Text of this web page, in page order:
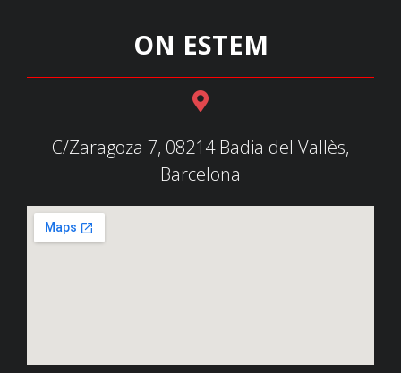
ON ESTEM
C/Zaragoza 7, 08214 Badia del Vallès,
Barcelona